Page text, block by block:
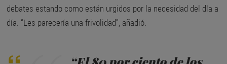
debates estando como están urgidos por la necesidad del día a
día. “Les parecería una frivolidad”, añadió.